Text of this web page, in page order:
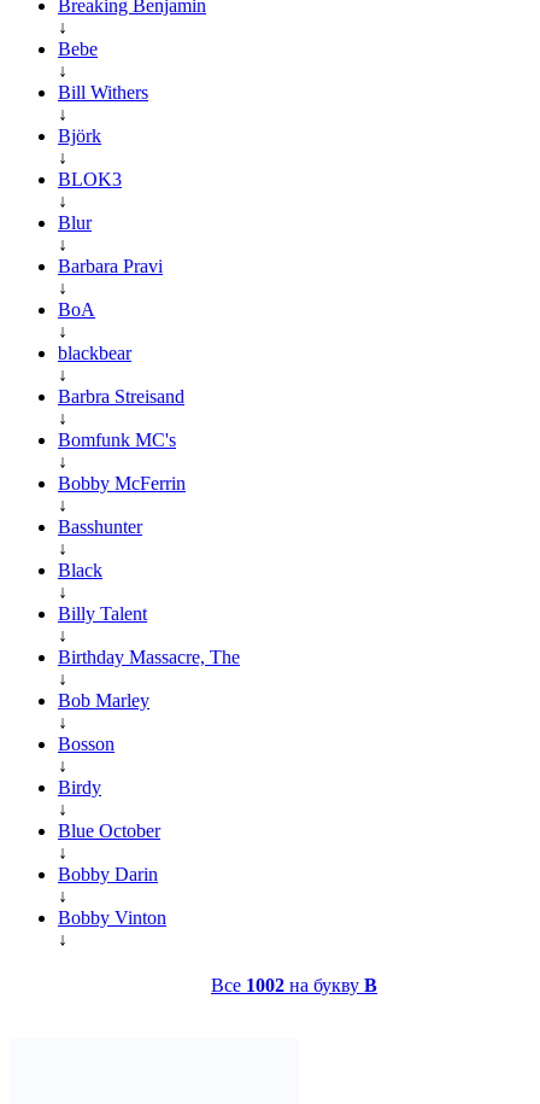
Breaking Benjamin
↓
Bebe
↓
Bill Withers
↓
Björk
↓
BLOK3
↓
Blur
↓
Barbara Pravi
↓
BoA
↓
blackbear
↓
Barbra Streisand
↓
Bomfunk MC's
↓
Bobby McFerrin
↓
Basshunter
↓
Black
↓
Billy Talent
↓
Birthday Massacre, The
↓
Bob Marley
↓
Bosson
↓
Birdy
↓
Blue October
↓
Bobby Darin
↓
Bobby Vinton
↓
Все 1002 на букву B